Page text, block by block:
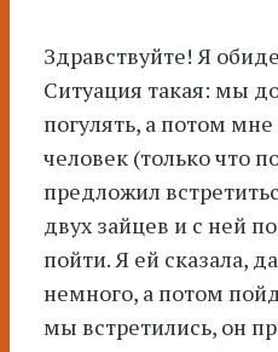
Здравствуйте! Я
Ситуация такая: мы
погулять, а потом
человек (только что
предложил
двух зайцев и с ней
пойти. Я ей сказала,
немного, а потом
мы встретились, он